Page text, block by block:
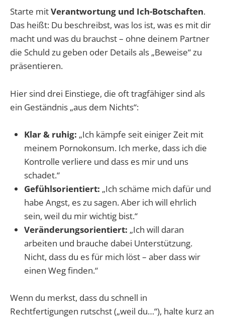
Starte mitVerantwortung und Ich-Botschaften.
Das heißt: Du beschreibst, was los ist, was es mit dir
macht und was du brauchst – ohne deinem Partner
die Schuld zu geben oder Details als „Beweise“ zu
präsentieren.
Hier sind drei Einstiege, die oft tragfähiger sind als
ein Geständnis „aus dem Nichts“:
Klar & ruhig: „Ich kämpfe seit einiger Zeit mit
meinem Pornokonsum. Ich merke, dass ich die
Kontrolle verliere und dass es mir und uns
schadet.“
Gefühlsorientiert: „Ich schäme mich dafür und
habe Angst, es zu sagen. Aber ich will ehrlich
sein, weil du mir wichtig bist.“
Veränderungsorientiert: „Ich will daran
arbeiten und brauche dabei Unterstützung.
Nicht, dass du es für mich löst – aber dass wir
einen Weg finden.“
Wenn du merkst, dass du schnell in
Rechtfertigungen rutschst („weil du…“), halte kurz an